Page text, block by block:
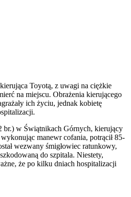
Toyotą, z uwagi na ciężkie
na miejscu. Obrażenia kierującego
ich życiu, jednak kobietę
br.) w Świątnikach Górnych, kierujący
manewr cofania, potrącił 85-
wezwany śmigłowiec ratunkowy,
do szpitala. Niestety,
że po kilku dniach hospitalizacji